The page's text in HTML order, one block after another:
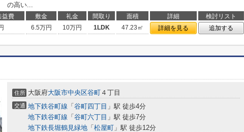
の高い...
益費 敷金 礼金 間取り 面積 詳細
検討リスト
6.5万円 10万円 1LDK 47.23㎡ 詳細を見る 追加する
住所 大阪府大阪市中央区谷町 ４丁目
交通 地下鉄谷町線 「 谷町四丁目 」駅 徒歩4分
地下鉄谷町線 「 谷町六丁目 」駅 徒歩7分
地下鉄長堀鶴見緑地 「 松屋町 」駅 徒歩12分